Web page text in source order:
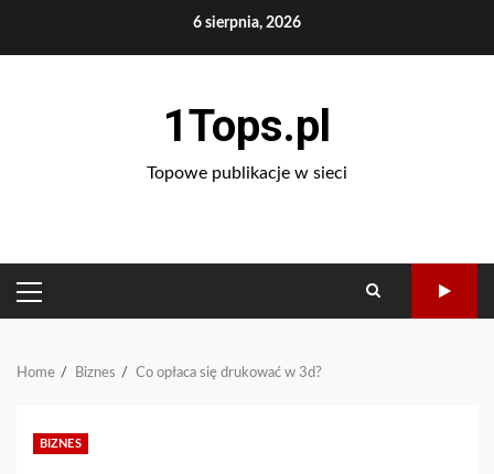
6 sierpnia, 2026
1Tops.pl
Topowe publikacje w sieci
PRIMARY
MENU
Home Biznes Co opłaca się drukować w 3d?
BIZNES